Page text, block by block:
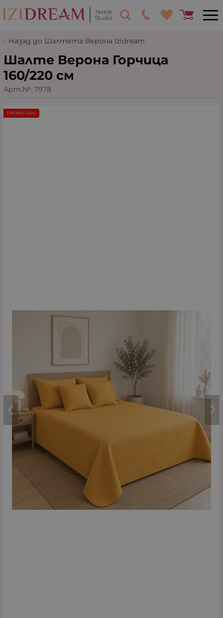
Назад до Шалтета Верона Izidream
Шалте Верона Горчица
160/220 см
Арт.№: 7978
ПРОМО -20%